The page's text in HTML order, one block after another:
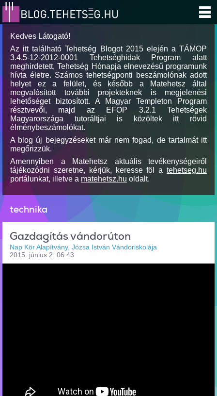
Kedves Látogató!
Az itt található Tehetség Blogot 2015 elején a TÁMOP
3.4.5-12-2012-0001 Tehetséghidak Program alatt
meghirdetett, Tehetség Hónapja elnevezésű programunk
hívta életre. Számos tehetségponti beszámolónak adott
helyet ez a felület, és később a Matehetsz által
megvalósított további projekteknek is megjelenési
lehetőséget biztosított. A Magyar Templeton Program
résztvevői, majd az EFOP 3.2.1 Tehetségek
Magyarországa tutoráltjai is közöltek itt rövid
élménybeszámolókat.
A blog új bejegyzéseket már nem fogad, de tartalmát itt
megőrizzük.
Amennyiben a Matehetsz aktuális tevékenységeiről
tájékozódni szeretne, kérjük, keresse föl a tehetseg.hu
portálunkat, illetve a matehetsz.hu oldalt.
technika
Gazdagítás vándorúton
Nap Kör Alapítvány, Józsa István Vándoriskolája
2015. június 2. 06:43